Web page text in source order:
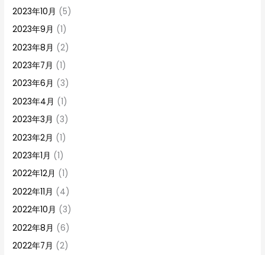
2023年10月 (5)
2023年9月 (1)
2023年8月 (2)
2023年7月 (1)
2023年6月 (3)
2023年4月 (1)
2023年3月 (3)
2023年2月 (1)
2023年1月 (1)
2022年12月 (1)
2022年11月 (4)
2022年10月 (3)
2022年8月 (6)
2022年7月 (2)